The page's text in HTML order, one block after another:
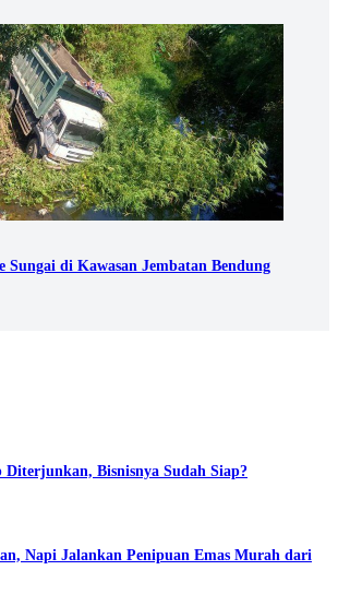
di Kawasan Jembatan Bendung
Diterjunkan, Bisnisnya Sudah Siap?
Napi Jalankan Penipuan Emas Murah dari